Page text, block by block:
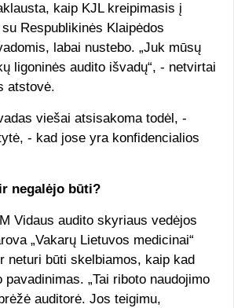
kaip KJL kreipimasis į
Respublikinės Klaipėdos
labai nustebo. „Juk mūsų
ligoninės audito išvadų“, - netvirtai
atstovė.
viešai atsisakoma todėl, -
- kad jose yra konfidencialios
negalėjo būti?
Vidaus audito skyriaus vedėjos
„Vakarų Lietuvos medicinai“
neturi būti skelbiamos, kaip kad
„Tai riboto naudojimo
auditorė. Jos teigimu,